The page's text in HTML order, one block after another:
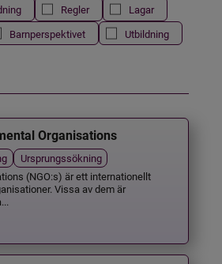
Regler
Lagar
Barnperspektivet
Utbildning
Organisations
Ursprungssökning
(NGO:s) är ett internationellt
Vissa av dem är